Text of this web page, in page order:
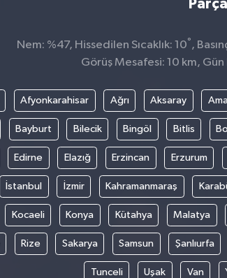
Nem: %47, Hissedilen Sıcaklık: 10° ,
Görüş Mesafesi: 10 km, Gün
Afyonkarahisar Ağrı Aksaray
Bayburt Bilecik Bingöl Bitlis
Edirne Elazığ Erzincan Erzurum
İstanbul İzmir Kahramanmaraş
Kocaeli Konya Kütahya Malatya
Rize Sakarya Samsun Şanlıurfa
Tunceli Uşak Van